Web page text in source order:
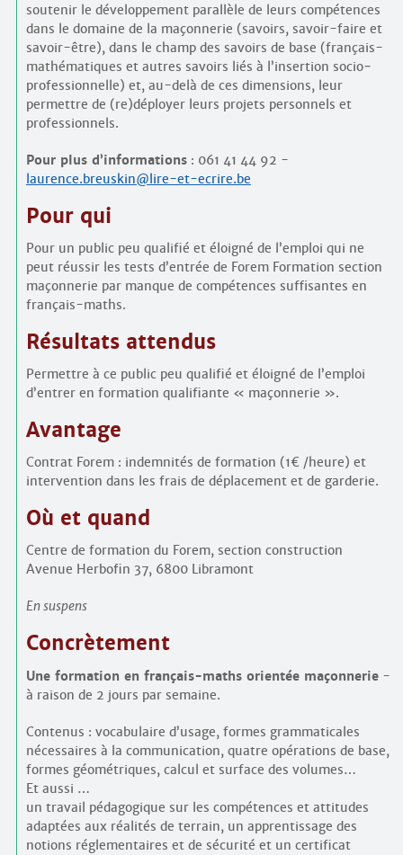
soutenir le développement parallèle de leurs compétences
dans le domaine de la maçonnerie (savoirs, savoir-faire et
savoir-être), dans le champ des savoirs de base (français-
mathématiques et autres savoirs liés à l’insertion socio­
professionnelle) et, au-delà de ces dimensions, leur
permettre de (re)déployer leurs projets personnels et
professionnels.
Pour plus d’informations: 061 41 44 92 -
laurence.breuskin@lire-et-ecrire.be
Pour qui
Pour un public peu qualifié et éloigné de l’emploi qui ne
peut réussir les tests d’entrée de Forem Formation section
maçonnerie par manque de compétences suffisantes en
français-maths.
Résultats attendus
Permettre à ce public peu qualifié et éloigné de l’emploi
d’entrer en formation qualifiante « maçonnerie ».
Avantage
Contrat Forem : indemnités de formation (1€ /heure) et
intervention dans les frais de déplacement et de garderie.
Où et quand
Centre de formation du Forem, section construction
Avenue Herbofin 37, 6800 Libramont
En suspens
Concrètement
Une formation en français-maths orientée maçonnerie-
à raison de 2 jours par semaine.
Contenus : vocabulaire d’usage, formes grammaticales
nécessaires à la communication, quatre opérations de base,
formes géométriques, calcul et surface des volumes…
Et aussi …
un travail pédagogique sur les compétences et attitudes
adaptées aux réalités de terrain, un apprentissage des
notions réglementaires et de sécurité et un certificat